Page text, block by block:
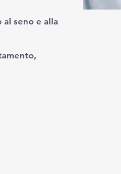
al seno e alla